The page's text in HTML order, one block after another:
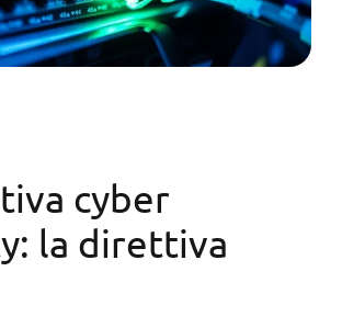
cyber
la direttiva